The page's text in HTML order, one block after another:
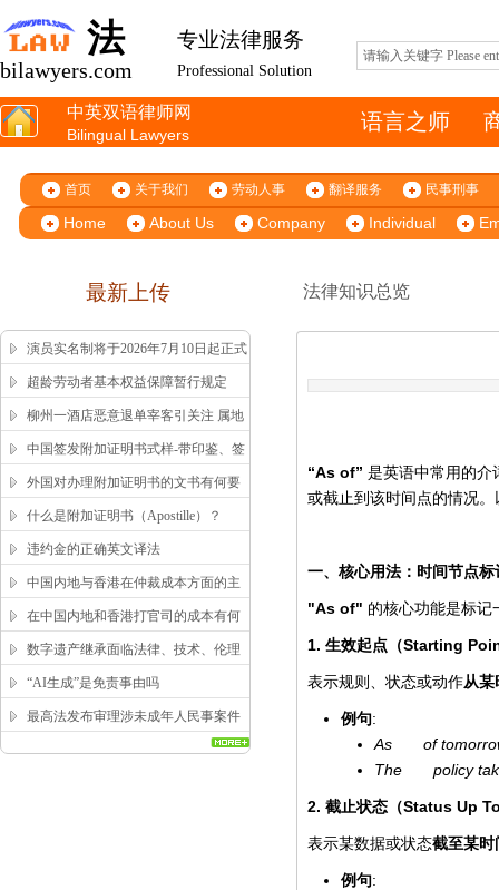
法 专业法律服务
Professional Solution
bilawyers.com
中英双语律师网
Bilingual Lawyers
语言之师
首页 关于我们 劳动人事 翻译服务 民事刑事
Home About Us Company Individual
最新上传 法律知识总览
演员实名制将于2026年7月10日起正式
施行
超龄劳动者基本权益保障暂行规定
柳州一酒店恶意退单宰客引关注 属地
市监局高效回应获舆论认可
中国签发附加证明书式样-带印鉴、签
字版本 China Apostille Sample
外国对办理附加证明书的文书有何要
求？
什么是附加证明书（Apostille）？
违约金的正确英文译法
中国内地与香港在仲裁成本方面的主
要区别
在中国内地和香港打官司的成本有何
区别？
数字遗产继承面临法律、技术、伦理
三重困局，该如何突破？
“AI生成”是免责事由吗
最高法发布审理涉未成年人民事案件
“As of” 是英语中常用的介
或截止到该时间点的情况
一、核心用法：时间节点标
"As of" 的核心功能是标记
1. 生效起点（Starting
表示规则、状态或动作从某
例句:
As of tomorrow,
The policy
2. 截止状态（Status Up
表示某数据或状态截至某时
例句: